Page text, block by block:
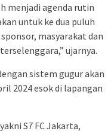
menjadi agenda rutin
untuk ke dua puluh
masyarakat dan
ujarnya.
sistem gugur akan
2024 esok di lapangan
S7 FC Jakarta,